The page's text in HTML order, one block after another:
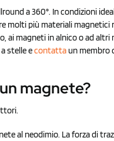
a 360°. In condizioni
molti più materiali
ai magneti in alnico o ad
stelle econtatta un membro
magnete?
al neodimio. La forza di